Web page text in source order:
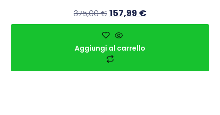
375,00€ 157,99 €
Aggiungi al carrello